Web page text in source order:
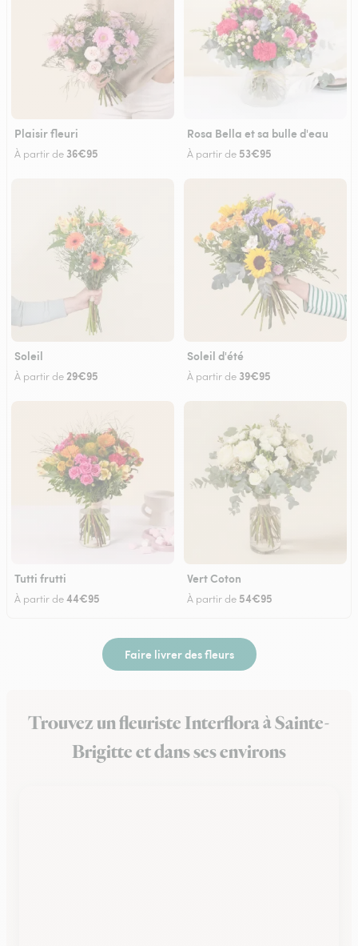
Plaisir fleuri
À partir de 36€95
Rosa Bella et sa bulle d'eau
À partir de 53€95
Soleil
À partir de 29€95
Soleil d'été
À partir de 39€95
Tutti frutti
À partir de44€95
Vert Coton
À partir de 54€95
Faire livrer des fleurs
Trouvez un fleuriste Interflora à Sainte-
Brigitte et dans ses environs